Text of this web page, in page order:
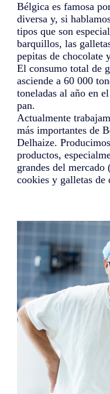
Bélgica es famosa
diversa y, si
tipos que son
barquillos, las
pepitas de chocolate
El consumo total de
asciende a 60 000
toneladas al año en
pan.
Actualmente
más importantes de
Delhaize.
productos,
grandes del
cookies y galletas de